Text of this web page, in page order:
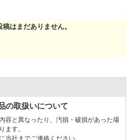
稿はまだありません。
の取扱いについて
容と異なったり、汚損・破損があった場
ます。
当社までご連絡ください。